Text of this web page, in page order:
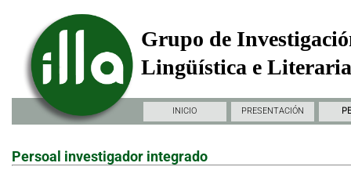
Grupo de
Lingüística e
INICIO PRESENTACIÓN
Persoal investigador integrado